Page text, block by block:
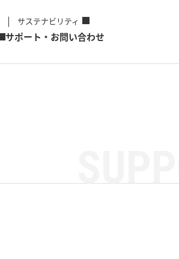
サステナビリティ
サポート・お問い合わせ